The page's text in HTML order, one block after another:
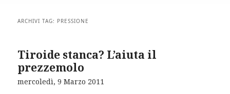
ARCHIVI TAG: PRESSIONE
Tiroide stanca? L’aiuta il
prezzemolo
mercoledì, 9 Marzo 2011